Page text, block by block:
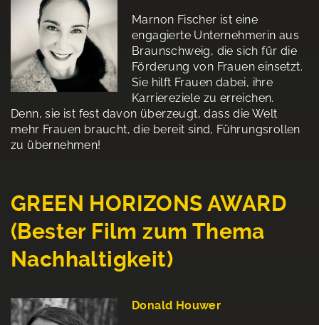
Marnon Fischer ist eine
engagierte Unternehmerin aus
Braunschweig, die sich für die
Förderung von Frauen einsetzt.
Sie hilft Frauen dabei, ihre
Karriereziele zu erreichen.
Denn, sie ist fest davon überzeugt, dass die Welt
mehr Frauen braucht, die bereit sind, Führungsrollen
zu übernehmen!
GREEN HORIZONS AWARD
(Bester Film zum Thema
Nachhaltigkeit)
Donald Houwer